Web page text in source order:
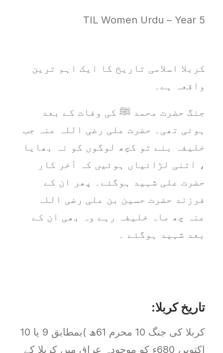
TIL Women Urdu – Year 5
کربلا اسلامی تاریخ کا ایک اہم ترین
واقعہ ہے۔
جنگ حضرت محمد ﷺ کی وفات کے بعد
ہوئی تھی۔ حضرت علی رضی اللہ عنہ جب
خلیفہ بنے تو کچھ لوگوں کو نہ بھایا
، اتنی لڑائیاں ہوئیں کہ آخر کار
حضرت علی شہید ہوگئے۔ پھر ان کے
فرزند حضرت حسین بن علی رضی اللہ
عنہ چھ ماہ خلیفہ رہے وہ بھی ان کے
بعد شہید ہوگئے ۔
تاریخ کربلا:
کربلا کی جنگ 10 محرم 61ھ )بمطابق 9 یا 10
اکتوبر، 680ء کو موجودہ عراق میں کربلا کے